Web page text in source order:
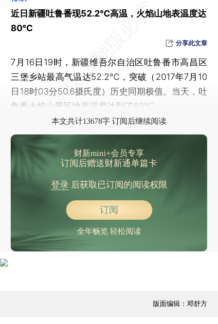
近日新疆吐鲁番现52.2℃高温，火焰山地表温度达
80℃
分享此文章
7月16日19时，新疆维吾尔自治区吐鲁番市高昌区
三堡乡站最高气温达52.2℃，突破（2017年7月10
日18时03分50.6摄氏度）历史同期极值。当天，吐
鲁番火焰山景区地表温度达到了80℃。
本文共计13678字 订阅后继续阅读
财新mini+会员专享
订阅后赠送财新通单篇卡
登录后获取已订阅的阅读权限
订阅
全年畅览 轻松阅读
版面编辑：邓舒方